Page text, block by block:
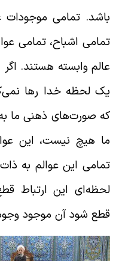
تمامی موجودات
اشباح، تمامی
وابسته هستند. اگر
لحظه خدا رها
صورت‌های ذهنی ما به
هیچ نیست، این
این عوالم به ذات
این ارتباط
شود آن موجود وجود